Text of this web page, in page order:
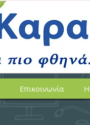
Επικοινωνία Η